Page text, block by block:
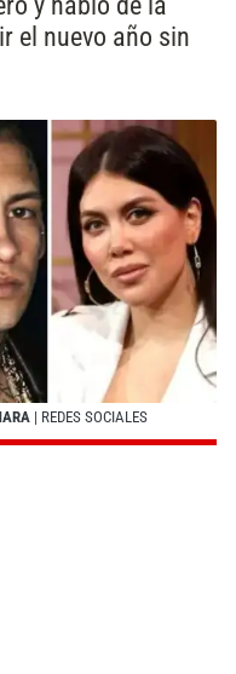
el nuevo año sin
| REDES SOCIALES